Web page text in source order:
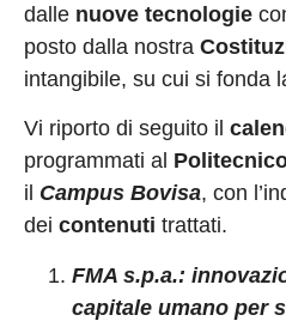
dalle nuove tecnologie
posto dalla nostra
intangibile, su cui si fonda
Vi riporto di seguito il
programmati al
il Campus Bovisa, con
dei contenuti trattati.
FMA s.p.a.:
capitale umano per